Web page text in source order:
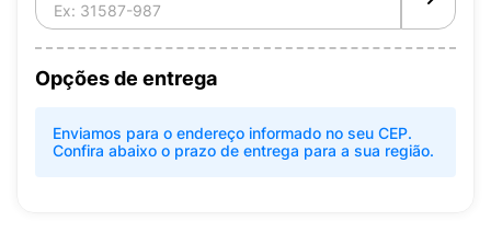
Opções de entrega
Enviamos para o endereço informado no seu CEP.
Confira abaixo o prazo de entrega para a sua região.